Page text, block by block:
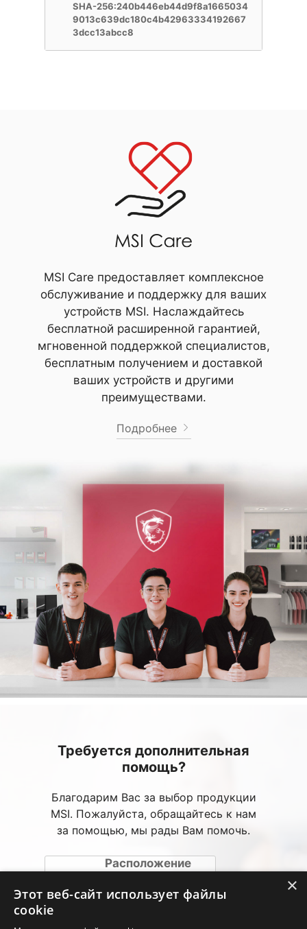
SHA-256:240b446eb44d9f8a1665034
9013c639dc180c4b42963334192667
3dcc13abcc8
MSI Care предоставляет комплексное
обслуживание и поддержку для ваших
устройств MSI. Наслаждайтесь
бесплатной расширенной гарантией,
мгновенной поддержкой специалистов,
бесплатным получением и доставкой
ваших устройств и другими
преимуществами.
Подробнее
Требуется дополнительная
помощь?
Благодарим Вас за выбор продукции
MSI. Пожалуйста, обращайтесь к нам
за помощью, мы рады Вам помочь.
Расположение
сервисных центров
(АСЦ)
×
Этот веб-сайт использует файлы
cookie